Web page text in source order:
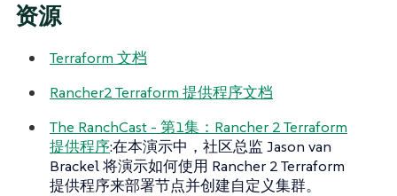
资源
Terraform 文档
Rancher2 Terraform 提供程序文档
The RanchCast - 第1集：Rancher 2 Terraform
提供程序:在本演示中，社区总监 Jason van
Brackel 将演示如何使用 Rancher 2 Terraform
提供程序来部署节点并创建自定义集群。